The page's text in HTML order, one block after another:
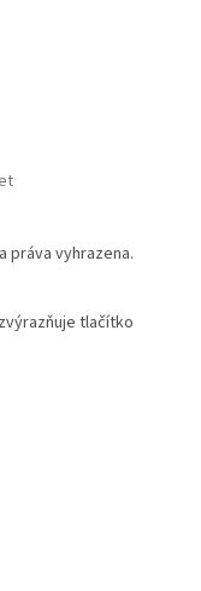
práva vyhrazena.
tlačítko